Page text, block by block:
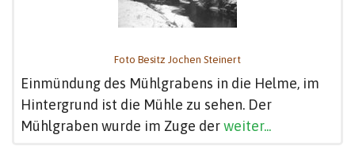
Foto Besitz Jochen Steinert
Einmündung des Mühlgrabens in die Helme, im
Hintergrund ist die Mühle zu sehen. Der
Mühlgraben wurde im Zuge derweiter...